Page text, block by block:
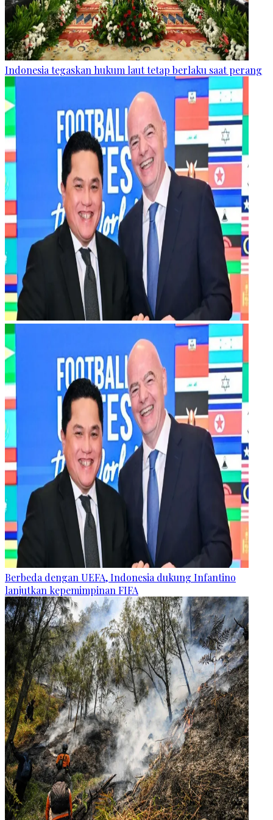
Indonesia tegaskan hukum laut tetap berlaku saat perang
Berbeda dengan UEFA, Indonesia dukung Infantino
lanjutkan kepemimpinan FIFA